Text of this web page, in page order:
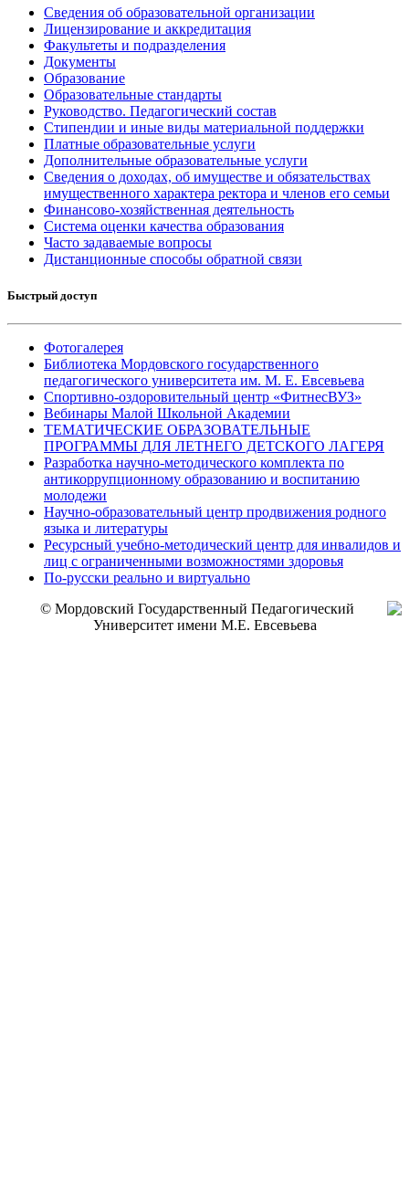
Сведения об образовательной организации
Лицензирование и аккредитация
Факультеты и подразделения
Документы
Образование
Образовательные стандарты
Руководство. Педагогический состав
Стипендии и иные виды материальной поддержки
Платные образовательные услуги
Дополнительные образовательные услуги
Сведения о доходах, об имуществе и обязательствах
имущественного характера ректора и членов его семьи
Финансово-хозяйственная деятельность
Система оценки качества образования
Часто задаваемые вопросы
Дистанционные способы обратной связи
Быстрый доступ
Фотогалерея
Библиотека Мордовского государственного
педагогического университета им. М. Е. Евсевьева
Спортивно-оздоровительный центр «ФитнесВУЗ»
Вебинары Малой Школьной Академии
ТЕМАТИЧЕСКИЕ ОБРАЗОВАТЕЛЬНЫЕ
ПРОГРАММЫ ДЛЯ ЛЕТНЕГО ДЕТСКОГО ЛАГЕРЯ
Разработка научно-методического комплекта по
антикоррупционному образованию и воспитанию
молодежи
Научно-образовательный центр продвижения родного
языка и литературы
Ресурсный учебно-методический центр для инвалидов и
лиц с ограниченными возможностями здоровья
По-русски реально и виртуально
© Мордовский Государственный Педагогический
Университет имени М.Е. Евсевьева